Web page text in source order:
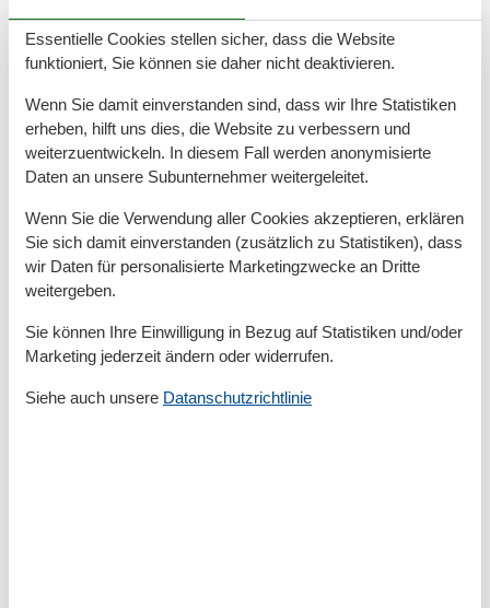
Grill
Handtücher extra
Herd
Idylisch
Insel
Keine Haustiere erlaubt
Küche
Küchentuch
Kühlschrank
Microwelle
Nichtraucher
Parken
Schwammtuch
Segeln
Spülmaschinentabs
Essentielle Cookies stellen sicher, dass die Website
funktioniert, Sie können sie daher nicht deaktivieren.
Wenn Sie damit einverstanden sind, dass wir Ihre Statistiken
erheben, hilft uns dies, die Website zu verbessern und
weiterzuentwickeln. In diesem Fall werden anonymisierte
Daten an unsere Subunternehmer weitergeleitet.
Wenn Sie die Verwendung aller Cookies akzeptieren, erklären
Sie sich damit einverstanden (zusätzlich zu Statistiken), dass
wir Daten für personalisierte Marketingzwecke an Dritte
weitergeben.
Sie können Ihre Einwilligung in Bezug auf Statistiken und/oder
Marketing jederzeit ändern oder widerrufen.
Siehe auch unsere Datanschutzrichtlinie